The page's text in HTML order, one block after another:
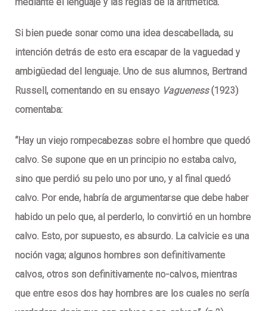
Si bien puede sonar como una idea descabellada, su
intención detrás de esto era escapar de la vaguedad y
ambigüedad del lenguaje. Uno de sus alumnos, Bertrand
Russell, comentando en su ensayo Vagueness(1923)
comentaba:
“Hay un viejo rompecabezas sobre el hombre que quedó
calvo. Se supone que en un principio no estaba calvo,
sino que perdió su pelo uno por uno, y al final quedó
calvo. Por ende, habría de argumentarse que debe haber
habido un pelo que, al perderlo, lo convirtió en un hombre
calvo. Esto, por supuesto, es absurdo. La calvicie es una
noción vaga; algunos hombres son definitivamente
calvos, otros son definitivamente no-calvos, mientras
que entre esos dos hay hombres are los cuales no sería